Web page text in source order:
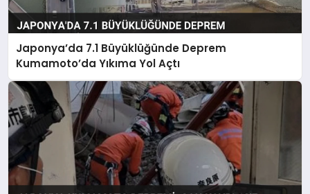
Japonya’da 7.1 Büyüklüğünde Deprem
Kumamoto’da Yıkıma Yol Açtı